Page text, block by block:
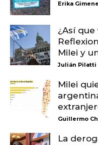
Erika
¿Así
Milei y
Julián Pilatti
Milei
Guillermo
La